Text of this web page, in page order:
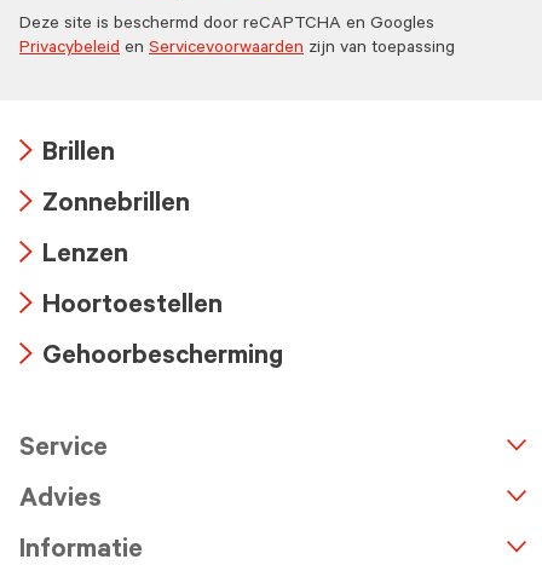
Deze site is beschermd door reCAPTCHA en Googles
Privacybeleid en Servicevoorwaarden zijn van toepassing
icon
Brillen
icon
Zonnebrillen
icon
Lenzen
icon
Hoortoestellen
Gehoorbescherming
Service
Advies
Informatie